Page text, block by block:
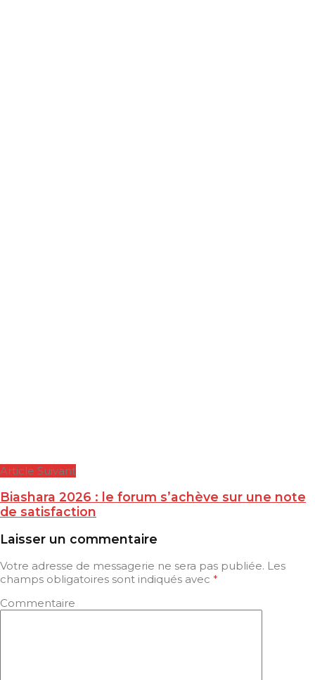
Article Suivant
Biashara 2026 : le forum s’achève sur une note
de satisfaction
Laisser un commentaire
Votre adresse de messagerie ne sera pas publiée. Les
champs obligatoires sont indiqués avec *
Commentaire